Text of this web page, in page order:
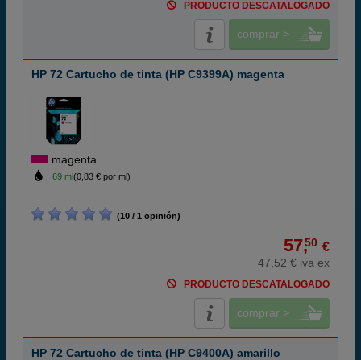
PRODUCTO DESCATALOGADO
comprar >
HP 72 Cartucho de tinta (HP C9399A) magenta
magenta
69 ml(0,83 € por ml)
(10 / 1 opinión)
57,50 €
47,52 € iva ex
PRODUCTO DESCATALOGADO
comprar >
HP 72 Cartucho de tinta (HP C9400A) amarillo